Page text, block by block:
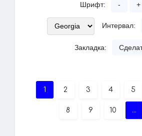
Шрифт: - +
Интервал:
Закладка:
1 2 3 4 5
8 9 10 ...